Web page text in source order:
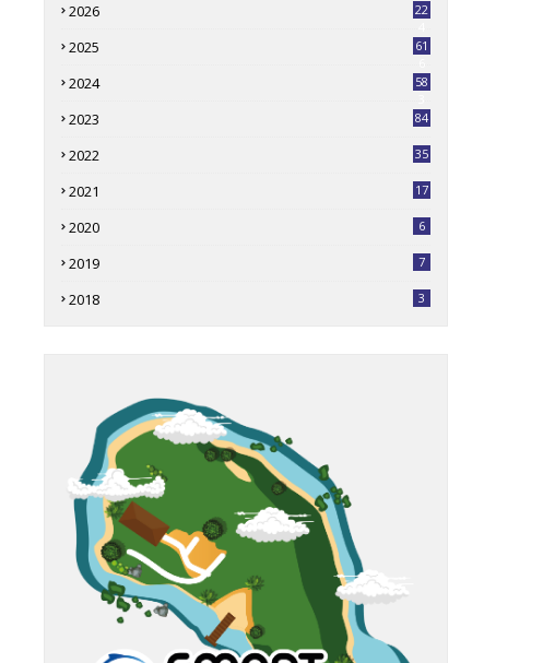
2026
22
2025
61
2024
58
2023 84
2022 35
2021 17
2020 6
2019 7
2018 3